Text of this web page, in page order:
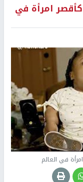
امرأة في
في العالم